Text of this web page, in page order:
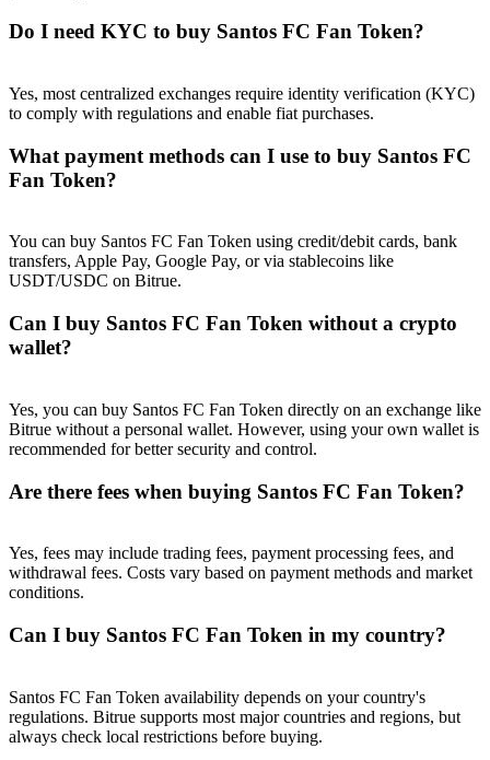
Do I need KYC to buy Santos FC Fan Token?
Yes, most centralized exchanges require identity verification (KYC)
to comply with regulations and enable fiat purchases.
What payment methods can I use to buy Santos FC
Fan Token?
You can buy Santos FC Fan Token using credit/debit cards, bank
transfers, Apple Pay, Google Pay, or via stablecoins like
USDT/USDC on Bitrue.
Can I buy Santos FC Fan Token without a crypto
wallet?
Yes, you can buy Santos FC Fan Token directly on an exchange like
Bitrue without a personal wallet. However, using your own wallet is
recommended for better security and control.
Are there fees when buying Santos FC Fan Token?
Yes, fees may include trading fees, payment processing fees, and
withdrawal fees. Costs vary based on payment methods and market
conditions.
Can I buy Santos FC Fan Token in my country?
Santos FC Fan Token availability depends on your country's
regulations. Bitrue supports most major countries and regions, but
always check local restrictions before buying.